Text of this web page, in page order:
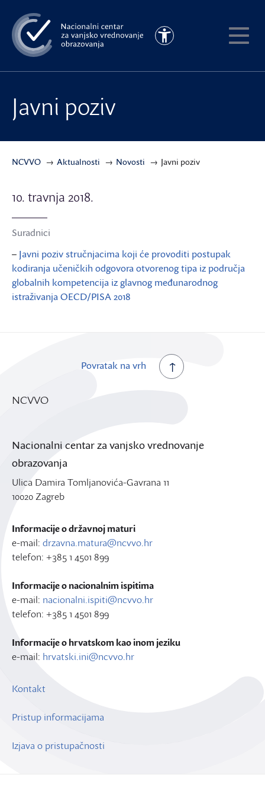
na
glavni
sadržaj
Pristupačnost
Javni poziv
NCVVO Aktualnosti Novosti Javni poziv
10. travnja 2018.
Suradnici
– Javni poziv stručnjacima koji će provoditi postupak
kodiranja učeničkih odgovora otvorenog tipa iz područja
globalnih kompetencija iz glavnog međunarodnog
istraživanja OECD/PISA 2018
Povratak na vrh
NCVVO
Nacionalni centar za vanjsko vrednovanje
obrazovanja
Ulica Damira Tomljanovića-Gavrana 11
10020 Zagreb
Informacije o državnoj maturi
e-mail: drzavna.matura@ncvvo.hr
telefon: +385 1 4501 899
Informacije o nacionalnim ispitima
e-mail: nacionalni.ispiti@ncvvo.hr
telefon: +385 1 4501 899
Informacije o hrvatskom kao inom jeziku
e-mail: hrvatski.ini@ncvvo.hr
Kontakt
Pristup informacijama
Izjava o pristupačnosti